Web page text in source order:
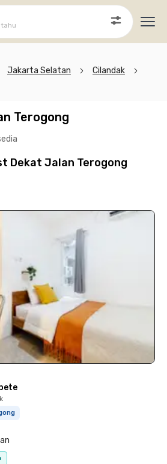
Jakarta Selatan
Cilandak
Terogong
Dekat Jalan Terogong